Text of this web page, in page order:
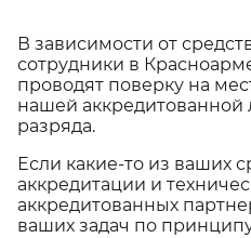
В зависимости от
сотрудники в
проводят поверку на
нашей аккредитованной
разряда.
Если какие-то из ваших
аккредитации и
аккредитованных
ваших задач по